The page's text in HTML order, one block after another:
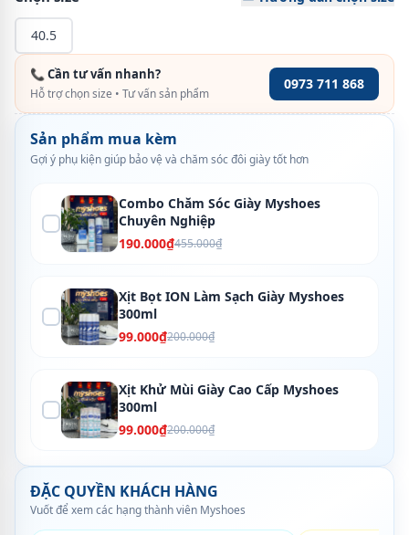
40.5
📞 Cần tư vấn nhanh?
Hỗ trợ chọn size • Tư vấn sản phẩm
0973 711 868
Sản phẩm mua kèm
Gợi ý phụ kiện giúp bảo vệ và chăm sóc đôi giày tốt hơn
Combo Chăm Sóc Giày Myshoes
Chuyên Nghiệp
190.000₫455.000₫
Xịt Bọt ION Làm Sạch Giày Myshoes
300ml
99.000₫200.000₫
Xịt Khử Mùi Giày Cao Cấp Myshoes
300ml
99.000₫200.000₫
ĐẶC QUYỀN KHÁCH HÀNG
Vuốt để xem các hạng thành viên Myshoes